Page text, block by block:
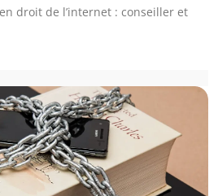
en droit de l’internet : conseiller et